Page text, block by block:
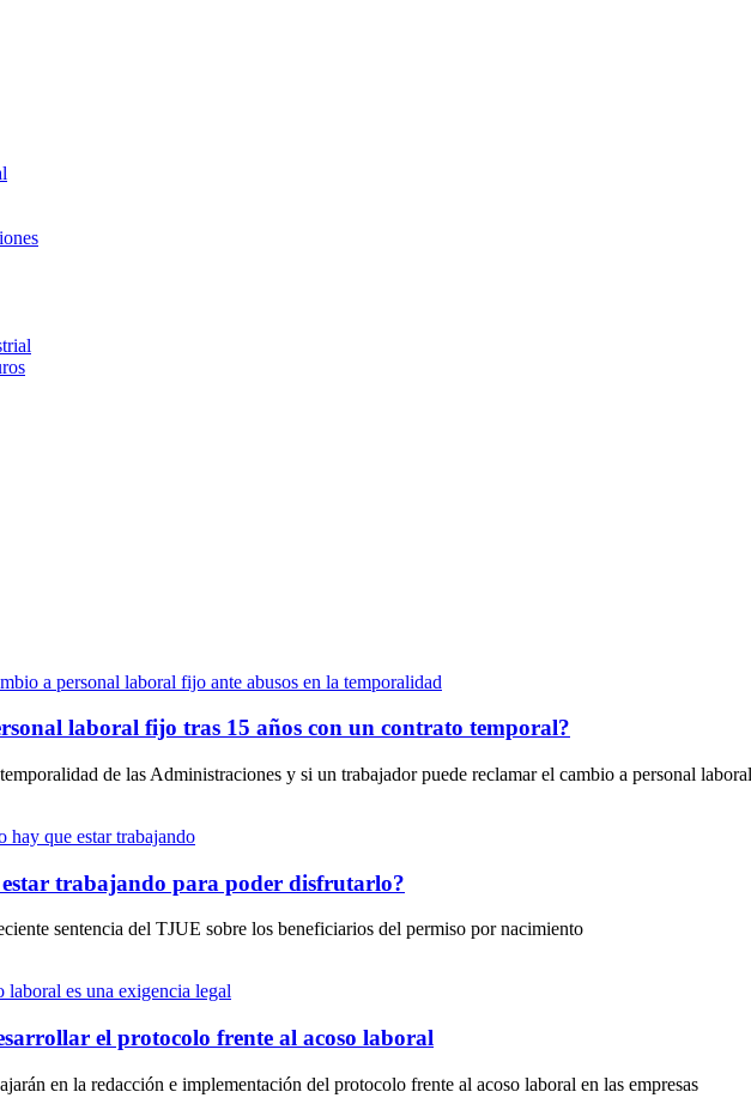
laboral fijo tras 15 años con un contrato temporal?
de las Administraciones y si un trabajador puede reclamar el cambio a personal
trabajando para poder disfrutarlo?
sentencia del TJUE sobre los beneficiarios del permiso por nacimiento
el protocolo frente al acoso laboral
en la redacción e implementación del protocolo frente al acoso laboral en las empresas